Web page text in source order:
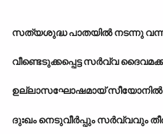
സത്യശുദ്ധ പാതയിൽ നടന്നു വന്ന
വീണ്ടെടുക്കപ്പെട്ട സർവ്വ
ഉല്ലാസഘോഷമായ് സീയോനിൽ
ദുഃഖം നെടുവീർപ്പും സർവ്വവും